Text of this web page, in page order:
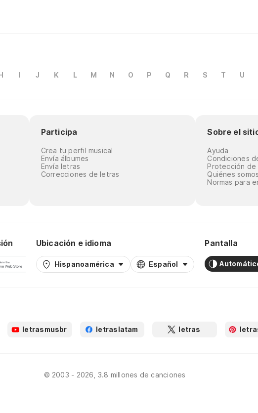
I J K L M N O P Q R S T U
Participa
Crea tu perfil musical
Envía álbumes
Envía letras
Correcciones de letras
Sobre el
Ayuda
Condiciones
Protección de
Quiénes somos
Normas para
Ubicación e idioma
Hispanoamérica Español
Pantalla
letrasmusbr letraslatam letras
© 2003 - 2026, 3.8 millones de canciones